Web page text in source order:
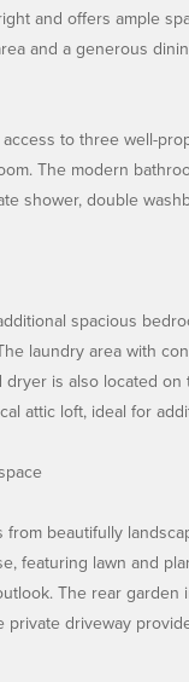
and offers ample
and a generous
to three well-
The modern
shower, double
spacious
laundry area with
dryer is also located on
attic loft, ideal for
beautifully
featuring lawn and
The rear garden
private driveway